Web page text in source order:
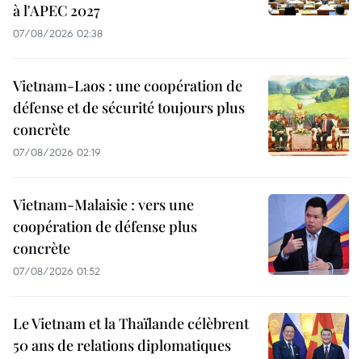
à l'APEC 2027
07/08/2026 02:38
Vietnam-Laos : une coopération de
défense et de sécurité toujours plus
concrète
07/08/2026 02:19
Vietnam-Malaisie : vers une
coopération de défense plus
concrète
07/08/2026 01:52
Le Vietnam et la Thaïlande célèbrent
50 ans de relations diplomatiques